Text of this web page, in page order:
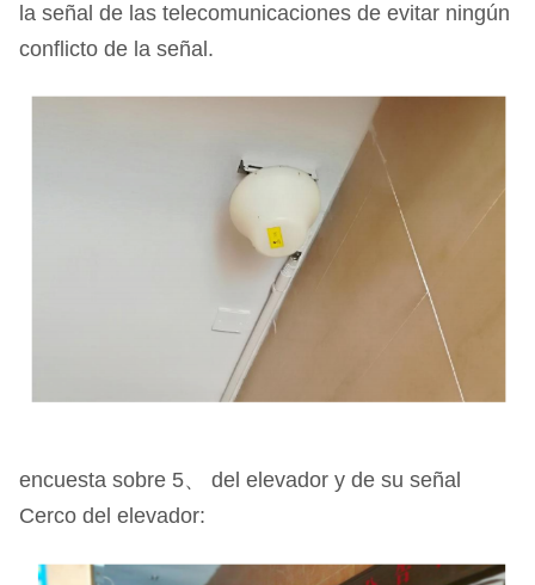
la señal de las telecomunicaciones de evitar ningún
conflicto de la señal.
encuesta sobre 5、 del elevador y de su señal
Cerco del elevador: